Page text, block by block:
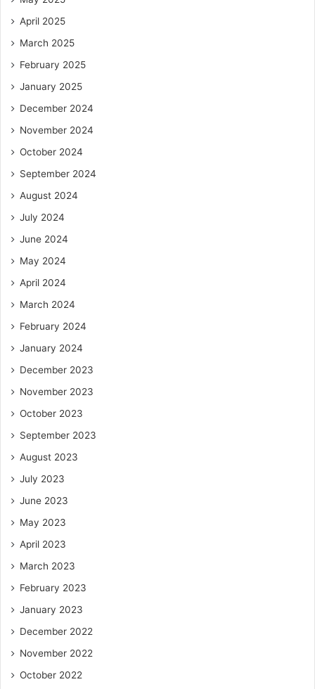
April 2025
March 2025
February 2025
January 2025
December 2024
November 2024
October 2024
September 2024
August 2024
July 2024
June 2024
May 2024
April 2024
March 2024
February 2024
January 2024
December 2023
November 2023
October 2023
September 2023
August 2023
July 2023
June 2023
May 2023
April 2023
March 2023
February 2023
January 2023
December 2022
November 2022
October 2022